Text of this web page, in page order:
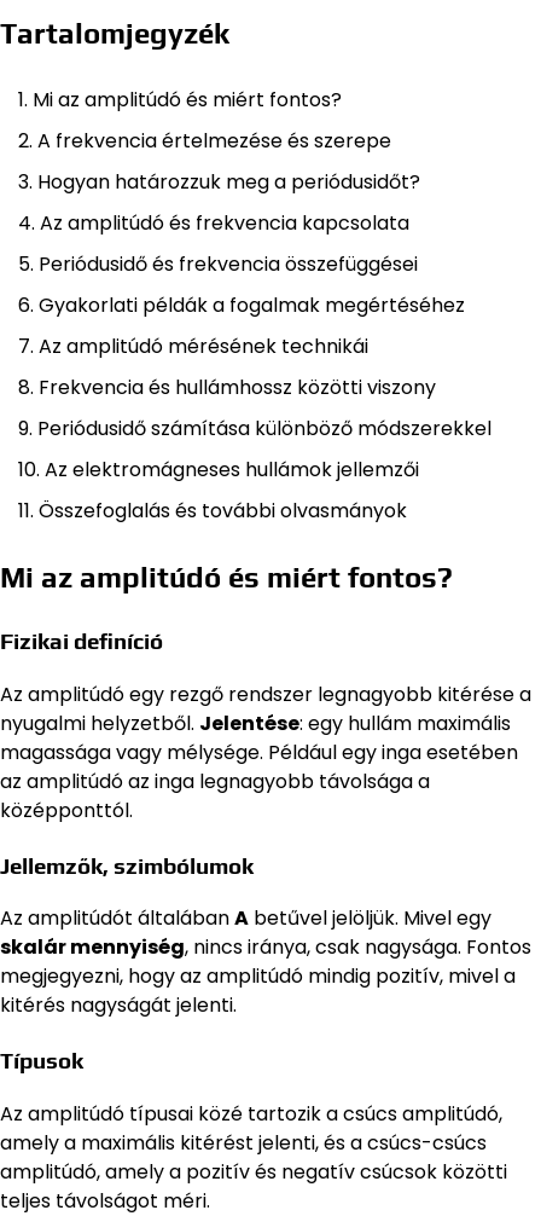
Tartalomjegyzék
Mi az amplitúdó és miért fontos?
A frekvencia értelmezése és szerepe
Hogyan határozzuk meg a periódusidőt?
Az amplitúdó és frekvencia kapcsolata
Periódusidő és frekvencia összefüggései
Gyakorlati példák a fogalmak megértéséhez
Az amplitúdó mérésének technikái
Frekvencia és hullámhossz közötti viszony
Periódusidő számítása különböző módszerekkel
Az elektromágneses hullámok jellemzői
Összefoglalás és további olvasmányok
Mi az amplitúdó és miért fontos?
Fizikai definíció
Az amplitúdó egy rezgő rendszer legnagyobb kitérése a
nyugalmi helyzetből. Jelentése: egy hullám maximális
magassága vagy mélysége. Például egy inga esetében
az amplitúdó az inga legnagyobb távolsága a
középponttól.
Jellemzők, szimbólumok
Az amplitúdót általábanA betűvel jelöljük. Mivel egy
skalár mennyiség, nincs iránya, csak nagysága. Fontos
megjegyezni, hogy az amplitúdó mindig pozitív, mivel a
kitérés nagyságát jelenti.
Típusok
Az amplitúdó típusai közé tartozik a csúcs amplitúdó,
amely a maximális kitérést jelenti, és a csúcs-csúcs
amplitúdó, amely a pozitív és negatív csúcsok közötti
teljes távolságot méri.